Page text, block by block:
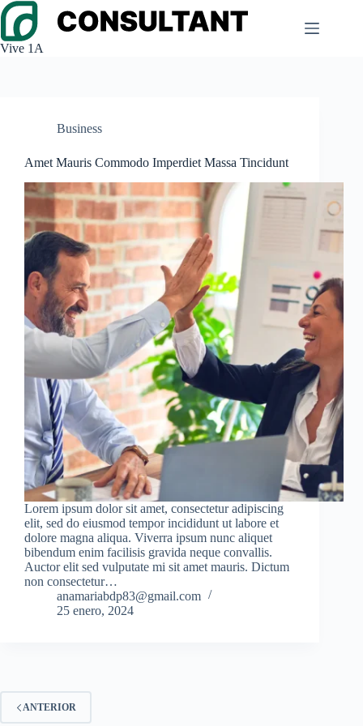
Saltar
al
contenido
Vive 1A
Business
Amet Mauris Commodo Imperdiet Massa Tincidunt
Lorem ipsum dolor sit amet, consectetur adipiscing
elit, sed do eiusmod tempor incididunt ut labore et
dolore magna aliqua. Viverra ipsum nunc aliquet
bibendum enim facilisis gravida neque convallis.
Auctor elit sed vulputate mi sit amet mauris. Dictum
non consectetur…
anamariabdp83@gmail.com
25 enero, 2024
ANTERIOR